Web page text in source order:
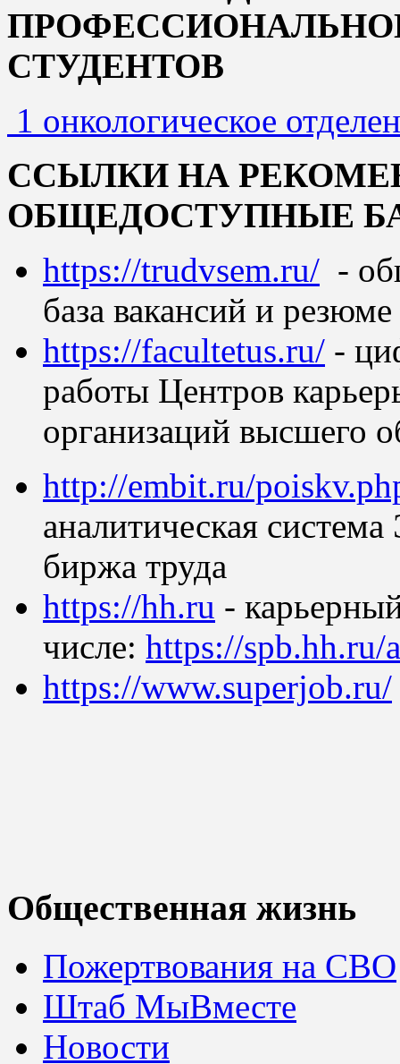
СТУДЕНТОВ
1 онкологическое
ССЫЛКИ НА
ОБЩЕДОСТУПНЫЕ
https://trudvsem.ru/ -
база вакансий и
https://facultetus.ru/ -
работы Центров
организаций высшего
http://embit.ru/
аналитическая
биржа труда
https://hh.ru -
числе: https://spb.hh.ru/
https://www.superjob.ru/
Общественная жизнь
Пожертвования на СВО
Штаб МыВместе
Новости